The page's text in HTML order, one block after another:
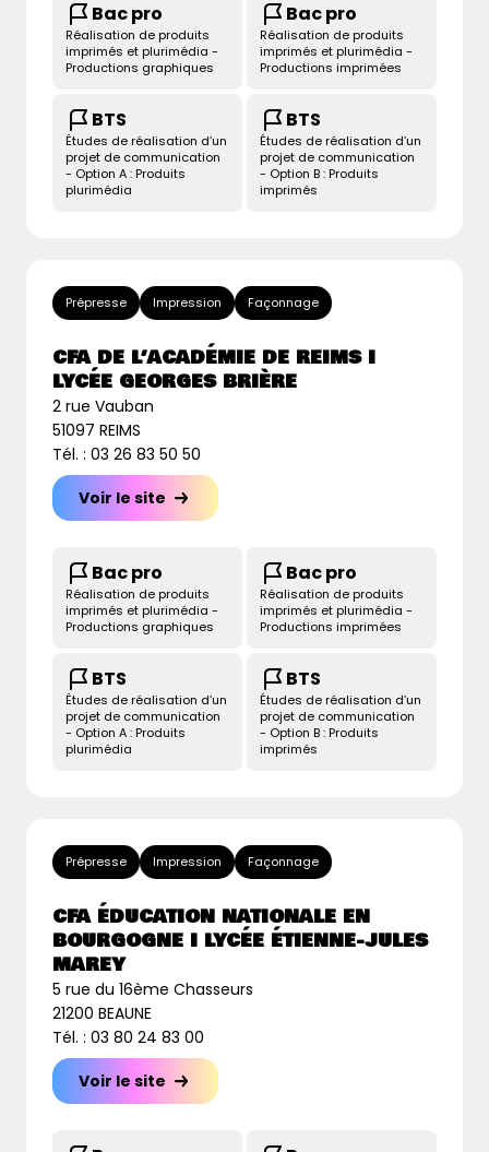
Bac pro
Réalisation de produits
imprimés et plurimédia -
Productions graphiques
Bac pro
Réalisation de produits
imprimés et plurimédia -
Productions imprimées
BTS
Études de réalisation d’un
projet de communication
- Option A : Produits
plurimédia
BTS
Études de réalisation d’un
projet de communication
- Option B : Produits
imprimés
Prépresse Impression Façonnage
CFA DE L’ACADÉMIE DE REIMS I
LYCÉE GEORGES BRIÈRE
2 rue Vauban
51097 REIMS
Tél. : 03 26 83 50 50
Voir le site
Bac pro
Réalisation de produits
imprimés et plurimédia -
Productions graphiques
Bac pro
Réalisation de produits
imprimés et plurimédia -
Productions imprimées
BTS
Études de réalisation d’un
projet de communication
- Option A : Produits
plurimédia
BTS
Études de réalisation d’un
projet de communication
- Option B : Produits
imprimés
Prépresse Impression Façonnage
CFA ÉDUCATION NATIONALE EN
BOURGOGNE I LYCÉE ÉTIENNE-JULES
MAREY
5 rue du 16ème Chasseurs
21200 BEAUNE
Tél. : 03 80 24 83 00
Voir le site